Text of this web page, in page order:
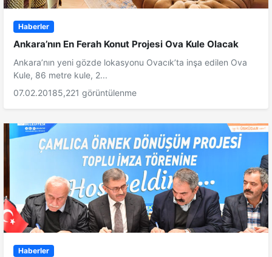
Haberler
Ankara’nın En Ferah Konut Projesi Ova Kule Olacak
Ankara’nın yeni gözde lokasyonu Ovacık’ta inşa edilen Ova
Kule, 86 metre kule, 2...
07.02.20185,221 görüntülenme
Haberler